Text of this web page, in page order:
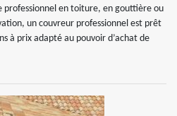
professionnel en toiture, en gouttière ou
un couvreur professionnel est prêt
à prix adapté au pouvoir d’achat de